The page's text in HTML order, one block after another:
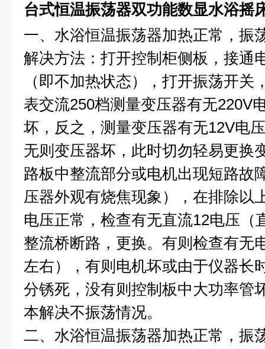
台式恒温振荡器双功能数显水浴摇
一、水浴恒温振荡器加热正常，振
解决方法：打开控制柜侧板，接通
（即不加热状态），打开振荡开关
表交流250档测量变压器有无220V
坏，反之，测量变压器有无12V电
无则变压器坏，此时切勿轻易更换
路板中整流部分或电机出现短路故
压器外观有烧焦现象），在排除以
电压正常，检查有无直流12电压（
整流桥断路，更换。有则检查有无
左右），有则电机坏或由于仪器长
分锈死，没有则控制板中大功率管
本解决不振荡情况。
二、水浴恒温振荡器加热正常，振